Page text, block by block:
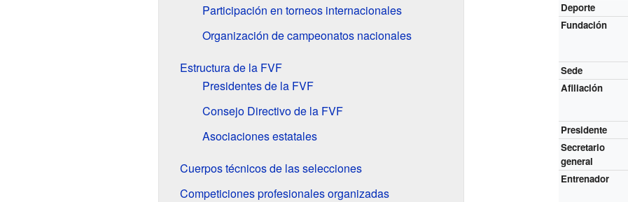
Deporte
Fundación
Sede
Afiliación
Presidente
Secretario
general
Entrenador
Participación en torneos internacionales
Organización de campeonatos nacionales
Estructura de la FVF
Presidentes de la FVF
Consejo Directivo de la FVF
Asociaciones estatales
Cuerpos técnicos de las selecciones
Competiciones profesionales organizadas